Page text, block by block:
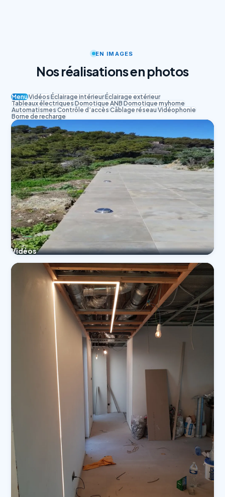
EN IMAGES
Nos réalisations en photos
MenuVidéosÉclairage intérieurÉclairage extérieur
Tableaux électriquesDomotique ANBDomotique myhome
AutomatismesContrôle d’accèsCâblage réseauVidéophonie
Borne de recharge
Vidéos